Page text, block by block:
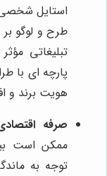
استایل
طرح و لوگو بر
تبلیغاتی
پارچه ای با
هویت برند و
صرفه
ممکن است
توجه به